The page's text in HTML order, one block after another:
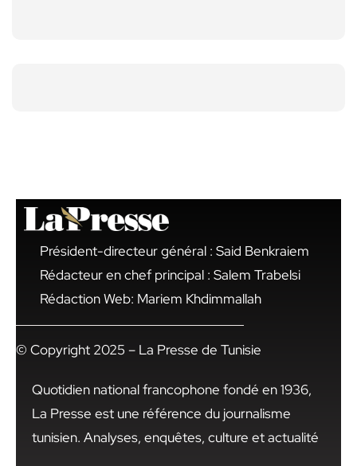
Président-directeur général : Said Benkraiem
Rédacteur en chef principal : Salem Trabelsi
Rédaction Web: Mariem Khdimmallah
© Copyright 2025 – La Presse de Tunisie
Quotidien national francophone fondé en 1936,
La Presse est une référence du journalisme
tunisien. Analyses, enquêtes, culture et actualité